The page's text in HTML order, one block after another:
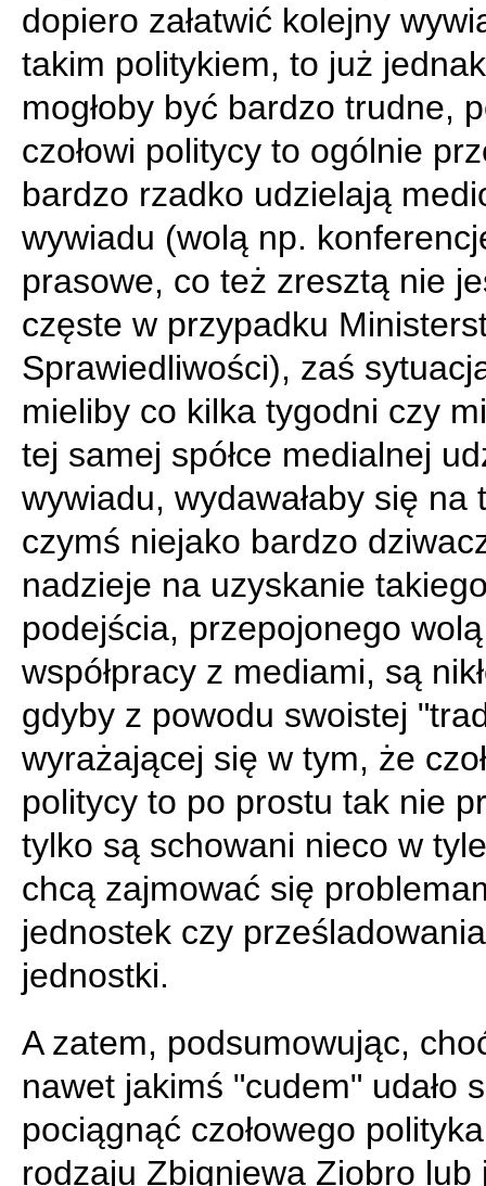
dopiero załatwić kolejny
takim politykiem, to już
mogłoby być bardzo trudne,
czołowi politycy to ogólnie
bardzo rzadko udzielają
wywiadu (wolą np.
prasowe, co też zresztą nie
częste w przypadku
Sprawiedliwości), zaś
mieliby co kilka tygodni czy
tej samej spółce medialnej
wywiadu, wydawałaby się na
czymś niejako bardzo
nadzieje na uzyskanie
podejścia, przepojonego wolą
współpracy z mediami, są
gdyby z powodu swoistej
wyrażającej się w tym, że
politycy to po prostu tak nie
tylko są schowani nieco w
chcą zajmować się
jednostek czy prześladowania
jednostki.
A zatem, podsumowując,
nawet jakimś "cudem" udało
pociągnąć czołowego
rodzaju Zbigniewa Ziobro lub